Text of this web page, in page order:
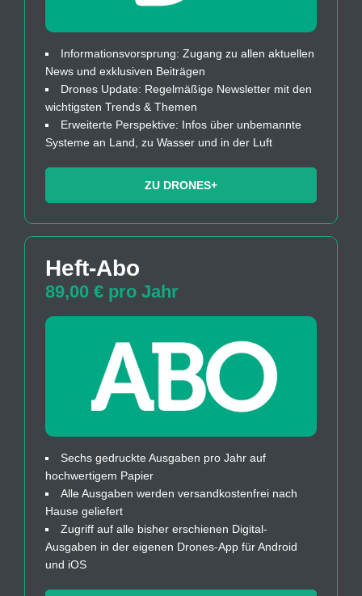
Informationsvorsprung: Zugang zu allen aktuellen
News und exklusiven Beiträgen
Drones Update: Regelmäßige Newsletter mit den
wichtigsten Trends & Themen
Erweiterte Perspektive: Infos über unbemannte
Systeme an Land, zu Wasser und in der Luft
ZU DRONES+
Heft-Abo
89,00 € pro Jahr
Sechs gedruckte Ausgaben pro Jahr auf
hochwertigem Papier
Alle Ausgaben werden versandkostenfrei nach
Hause geliefert
Zugriff auf alle bisher erschienen Digital-
Ausgaben in der eigenen Drones-App für Android
und iOS